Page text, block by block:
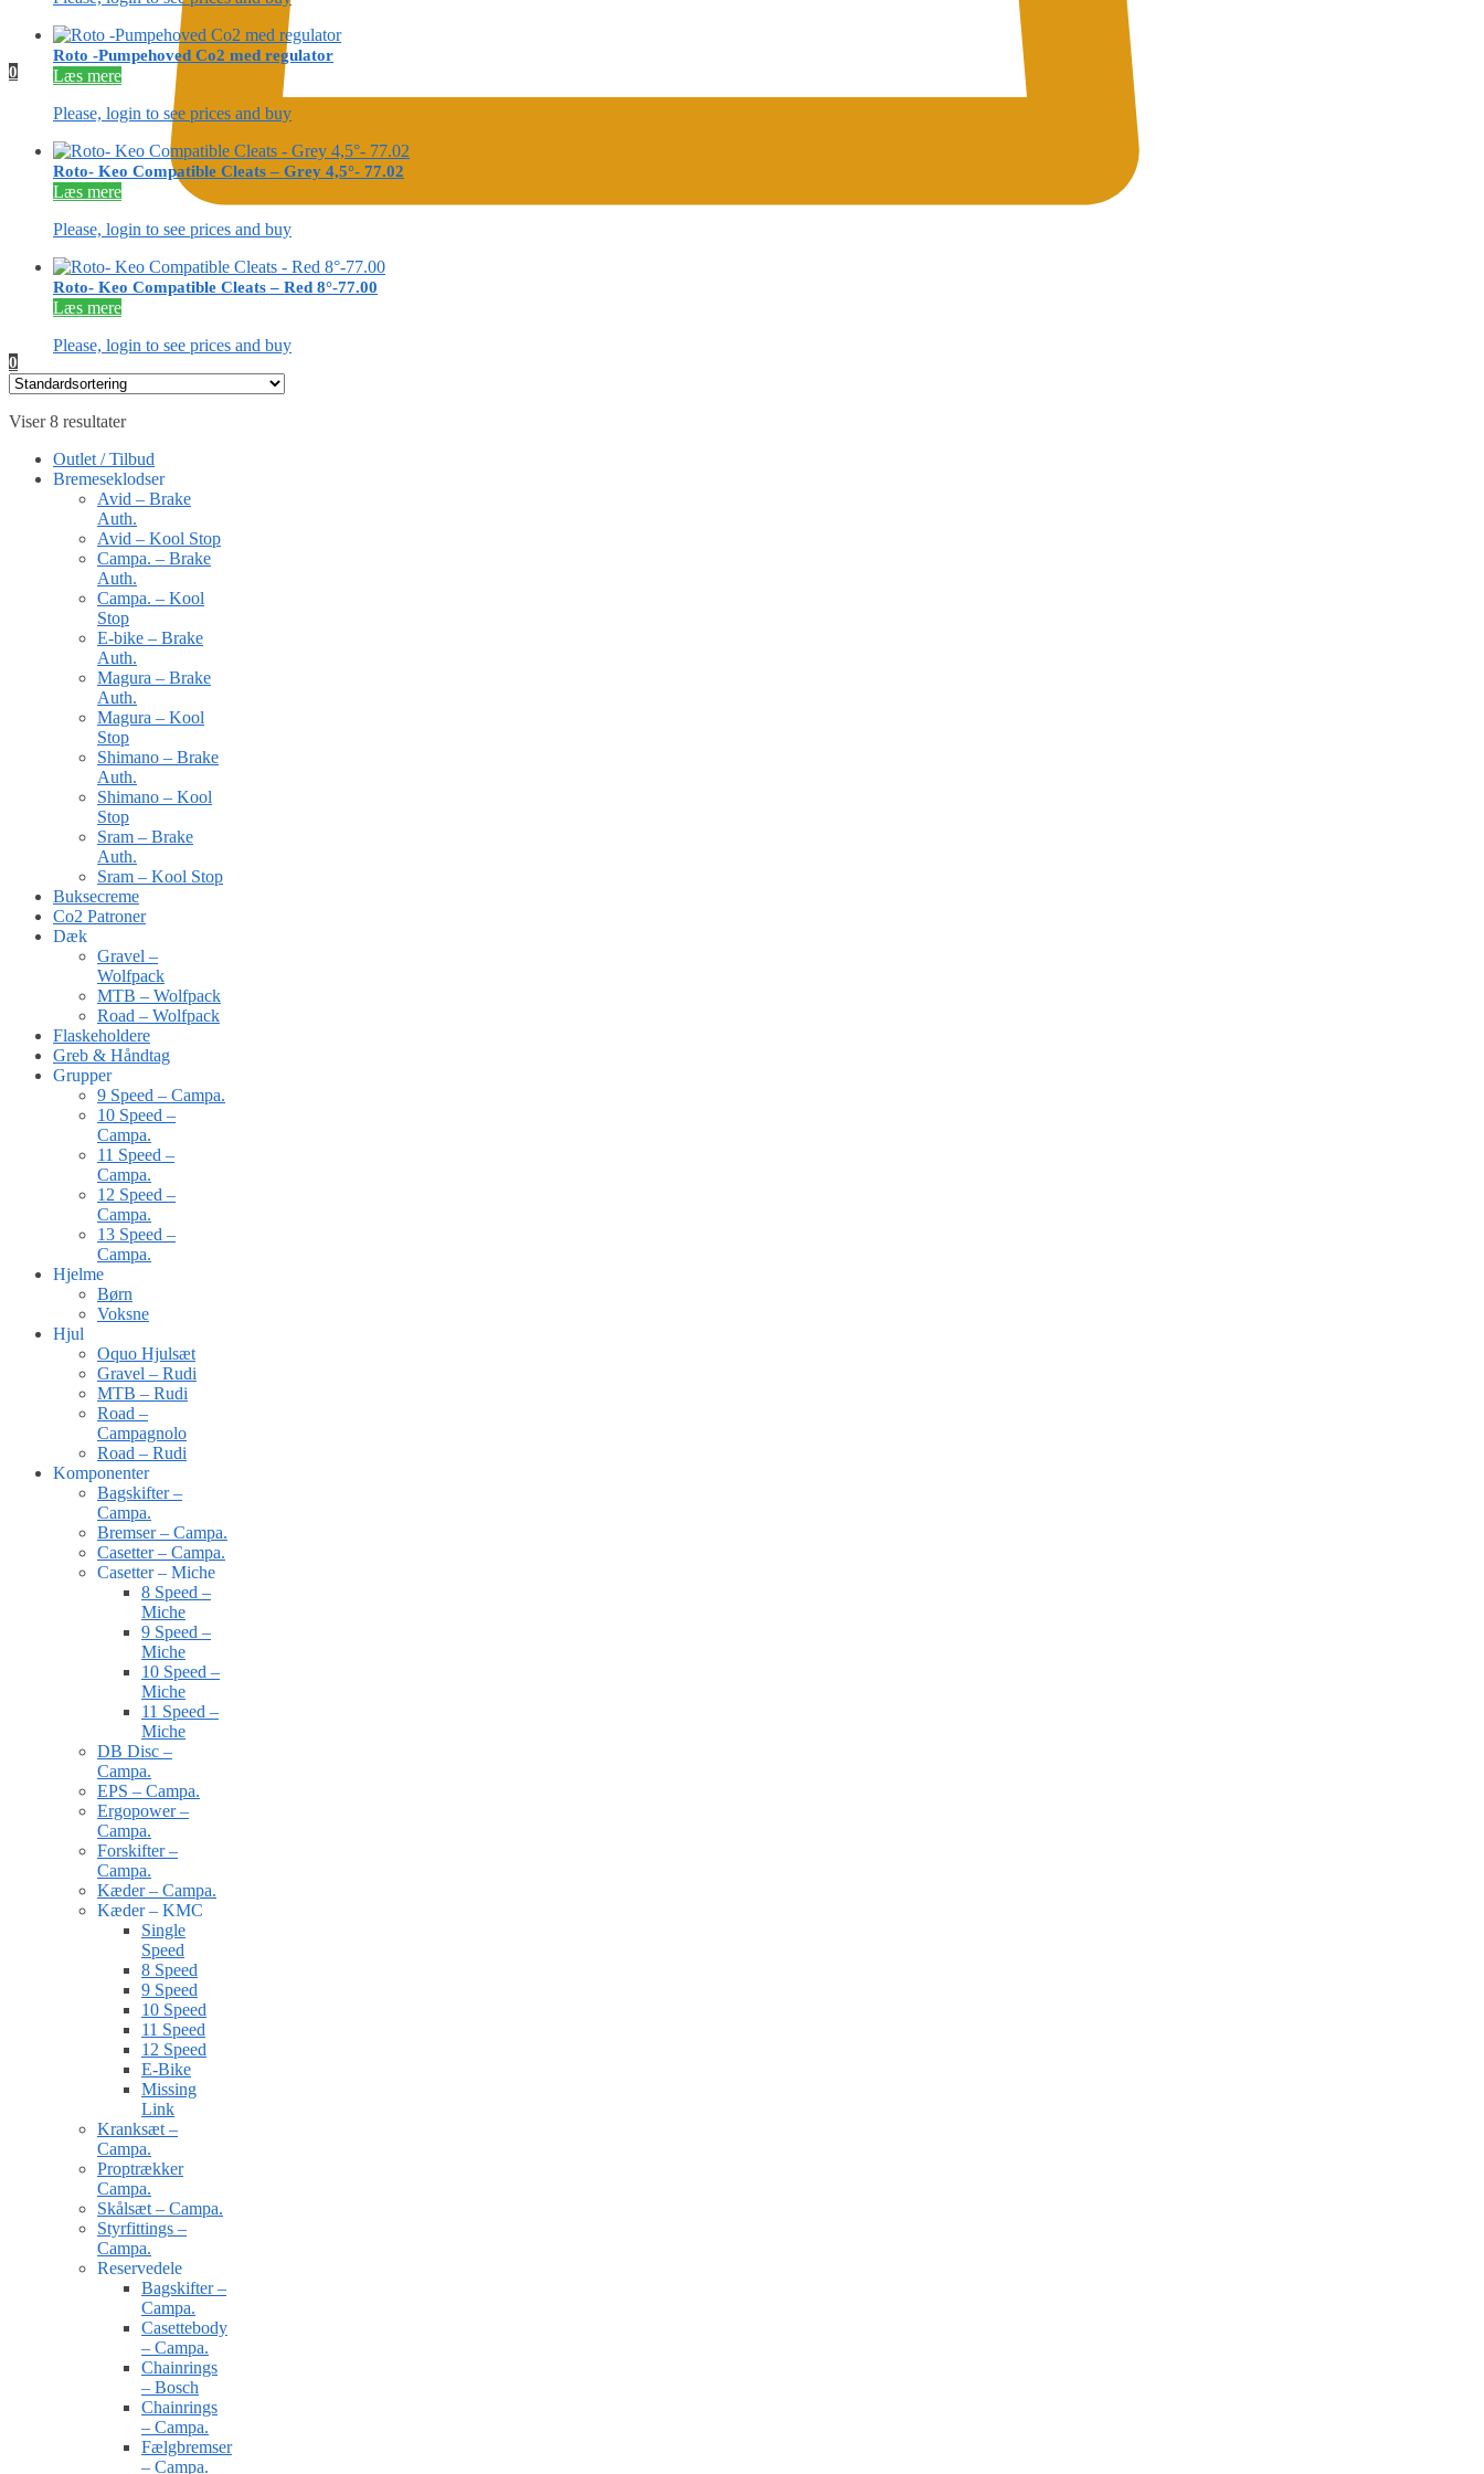
0
0
Roto -Pumpehoved Co2 med regulator
Læs mere
Please, login to see prices and buy
Roto- Keo Compatible Cleats – Grey 4,5°- 77.02
Læs mere
Please, login to see prices and buy
Roto- Keo Compatible Cleats – Red 8°-77.00
Læs mere
Please, login to see prices and buy
Viser 8 resultater
Outlet / Tilbud
Bremeseklodser
Avid – Brake
Auth.
Avid – Kool Stop
Campa. – Brake
Auth.
Campa. – Kool
Stop
E-bike – Brake
Auth.
Magura – Brake
Auth.
Magura – Kool
Stop
Shimano – Brake
Auth.
Shimano – Kool
Stop
Sram – Brake
Auth.
Sram – Kool Stop
Buksecreme
Co2 Patroner
Dæk
Gravel –
Wolfpack
MTB – Wolfpack
Road – Wolfpack
Flaskeholdere
Greb & Håndtag
Grupper
9 Speed – Campa.
10 Speed –
Campa.
11 Speed –
Campa.
12 Speed –
Campa.
13 Speed –
Campa.
Hjelme
Børn
Voksne
Hjul
Oquo Hjulsæt
Gravel – Rudi
MTB – Rudi
Road –
Campagnolo
Road – Rudi
Komponenter
Bagskifter –
Campa.
Bremser – Campa.
Casetter – Campa.
Casetter – Miche
8 Speed –
Miche
9 Speed –
Miche
10 Speed –
Miche
11 Speed –
Miche
DB Disc –
Campa.
EPS – Campa.
Ergopower –
Campa.
Forskifter –
Campa.
Kæder – Campa.
Kæder – KMC
Single
Speed
8 Speed
9 Speed
10 Speed
11 Speed
12 Speed
E-Bike
Missing
Link
Kranksæt –
Campa.
Proptrækker
Campa.
Skålsæt – Campa.
Styrfittings –
Campa.
Reservedele
Bagskifter –
Campa.
Casettebody
– Campa.
Chainrings
– Bosch
Chainrings
– Campa.
Fælgbremser
– Campa.